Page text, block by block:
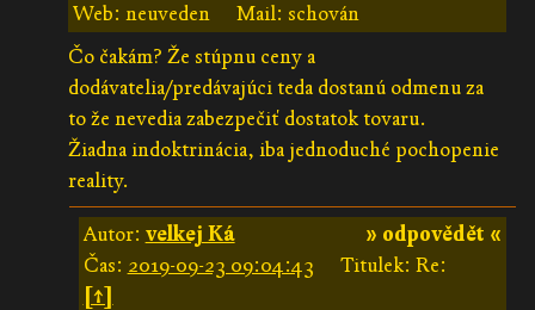
Web: neuveden
Mail: schován
Čo čakám? Že stúpnu ceny a
dodávatelia/predávajúci teda dostanú odmenu za
to že nevedia zabezpečiť dostatok tovaru.
Žiadna indoktrinácia, iba jednoduché pochopenie
reality.
» odpovědět «
Autor: velkej Ká
Čas: 2019-09-23 09:04:43
Titulek: Re:
[↑]